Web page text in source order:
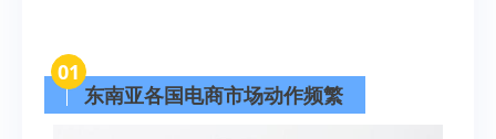
01
东南亚各国电商市场动作频繁